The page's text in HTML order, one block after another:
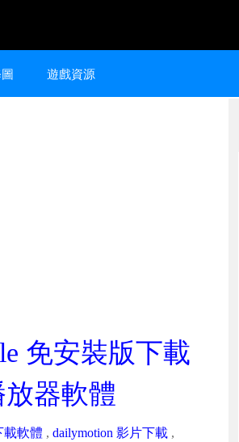
遊戲資源
免安裝版下載
器軟體
載軟體 , dailymotion 影片下載 ,